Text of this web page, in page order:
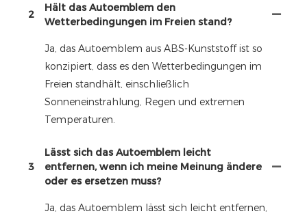
2
Hält das Autoemblem den
Wetterbedingungen im Freien stand?
Ja, das Autoemblem aus ABS-Kunststoff ist so
konzipiert, dass es den Wetterbedingungen im
Freien standhält, einschließlich
Sonneneinstrahlung, Regen und extremen
Temperaturen.
3
Lässt sich das Autoemblem leicht
entfernen, wenn ich meine Meinung ändere
oder es ersetzen muss?
Ja, das Autoemblem lässt sich leicht entfernen,